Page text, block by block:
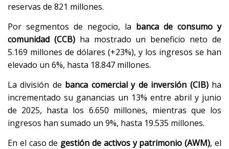
reservas de 821 millones.
Por segmentos de negocio, la banca de consumo y
comunidad (CCB)ha mostrado un beneficio neto de
5.169 millones de dólares (+23%), y los ingresos se han
elevado un 6%, hasta 18.847 millones.
La división de banca comercial y de inversión (CIB)ha
incrementado su ganancias un 13% entre abril y junio
de 2025, hasta los 6.650 millones, mientras que los
ingresos han sumado un 9%, hasta 19.535 millones.
En el caso de gestión de activos y patrimonio (AWM), el